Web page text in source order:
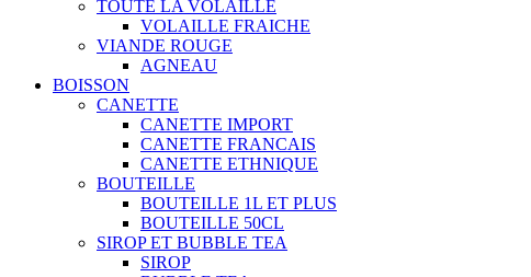
TOUTE LA VOLAILLE
VOLAILLE FRAICHE
VIANDE ROUGE
AGNEAU
BOISSON
CANETTE
CANETTE IMPORT
CANETTE FRANCAIS
CANETTE ETHNIQUE
BOUTEILLE
BOUTEILLE 1L ET PLUS
BOUTEILLE 50CL
SIROP ET BUBBLE TEA
SIROP